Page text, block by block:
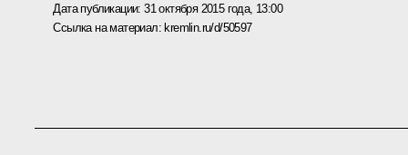
Дата публикации:31 октября 2015 года, 13:00
Ссылка на материал: kremlin.ru/d/50597